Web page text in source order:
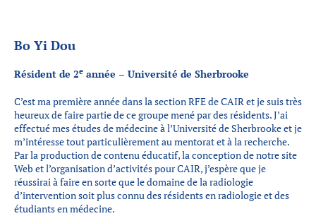
Bo Yi Dou
Résident de 2e année – Université de Sherbrooke
C’est ma première année dans la section RFE de CAIR et je suis très
heureux de faire partie de ce groupe mené par des résidents. J’ai
effectué mes études de médecine à l’Université de Sherbrooke et je
m’intéresse tout particulièrement au mentorat et à la recherche.
Par la production de contenu éducatif, la conception de notre site
Web et l’organisation d’activités pour CAIR, j’espère que je
réussirai à faire en sorte que le domaine de la radiologie
d’intervention soit plus connu des résidents en radiologie et des
étudiants en médecine.